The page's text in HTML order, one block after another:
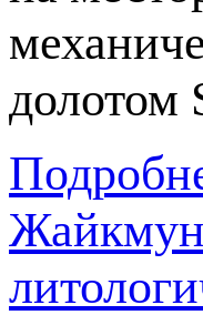
долотом